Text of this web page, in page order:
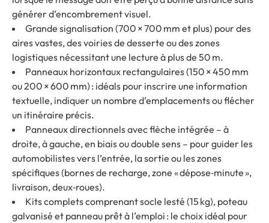
générer d’encombrement visuel.
Grande signalisation (700 × 700 mm et plus) pour des
aires vastes, des voiries de desserte ou des zones
logistiques nécessitant une lecture à plus de 50 m.
Panneaux horizontaux rectangulaires (150 × 450 mm
ou 200 × 600 mm) : idéals pour inscrire une information
textuelle, indiquer un nombre d’emplacements ou flécher
un itinéraire précis.
Panneaux directionnels avec flèche intégrée – à
droite, à gauche, en biais ou double sens – pour guider les
automobilistes vers l’entrée, la sortie ou les zones
spécifiques (bornes de recharge, zone « dépose‑minute »,
livraison, deux‑roues).
Kits complets comprenant socle lesté (15 kg), poteau
galvanisé et panneau prêt à l’emploi : le choix idéal pour